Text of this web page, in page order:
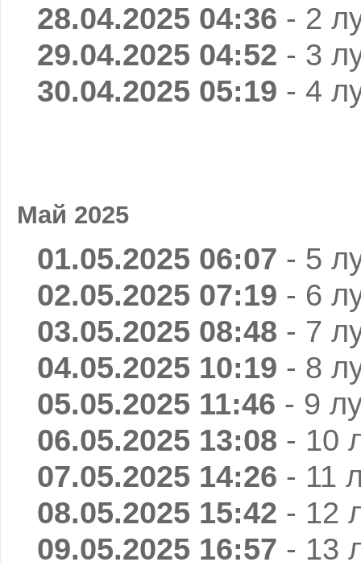
28.04.2025 04:36 - 2
29.04.2025 04:52 - 3
30.04.2025 05:19 - 4
Май 2025
01.05.2025 06:07 - 5
02.05.2025 07:19 - 6
03.05.2025 08:48 - 7
04.05.2025 10:19 - 8
05.05.2025 11:46 - 9
06.05.2025 13:08 - 10
07.05.2025 14:26 - 11
08.05.2025 15:42 - 12
09.05.2025 16:57 - 13